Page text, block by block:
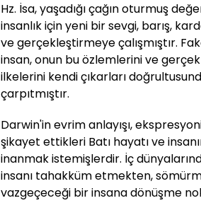
Hz. İsa, yaşadığı çağın oturmuş
insanlık için yeni bir sevgi, barış,
ve gerçekleştirmeye çalışmıştır.
insan, onun bu özlemlerini ve
ilkelerini kendi çıkarları
çarpıtmıştır.
Darwin'in evrim anlayışı,
şikayet ettikleri Batı hayatı ve
inanmak istemişlerdir. İç
insanı tahakküm etmekten,
vazgeçeceği bir insana dönüşme